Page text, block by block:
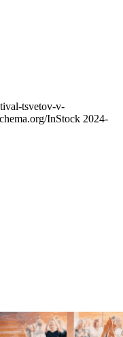
tsvetov-v-
InStock 2024-